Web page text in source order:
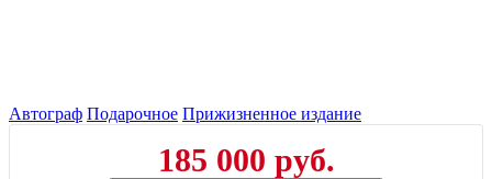
Автограф Подарочное Прижизненное издание
185 000 руб.